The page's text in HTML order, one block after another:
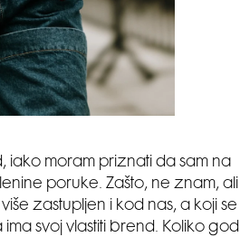
iako moram priznati da sam na
poruke. Zašto, ne znam, ali
zastupljen i kod nas, a koji se
svoj vlastiti brend. Koliko god